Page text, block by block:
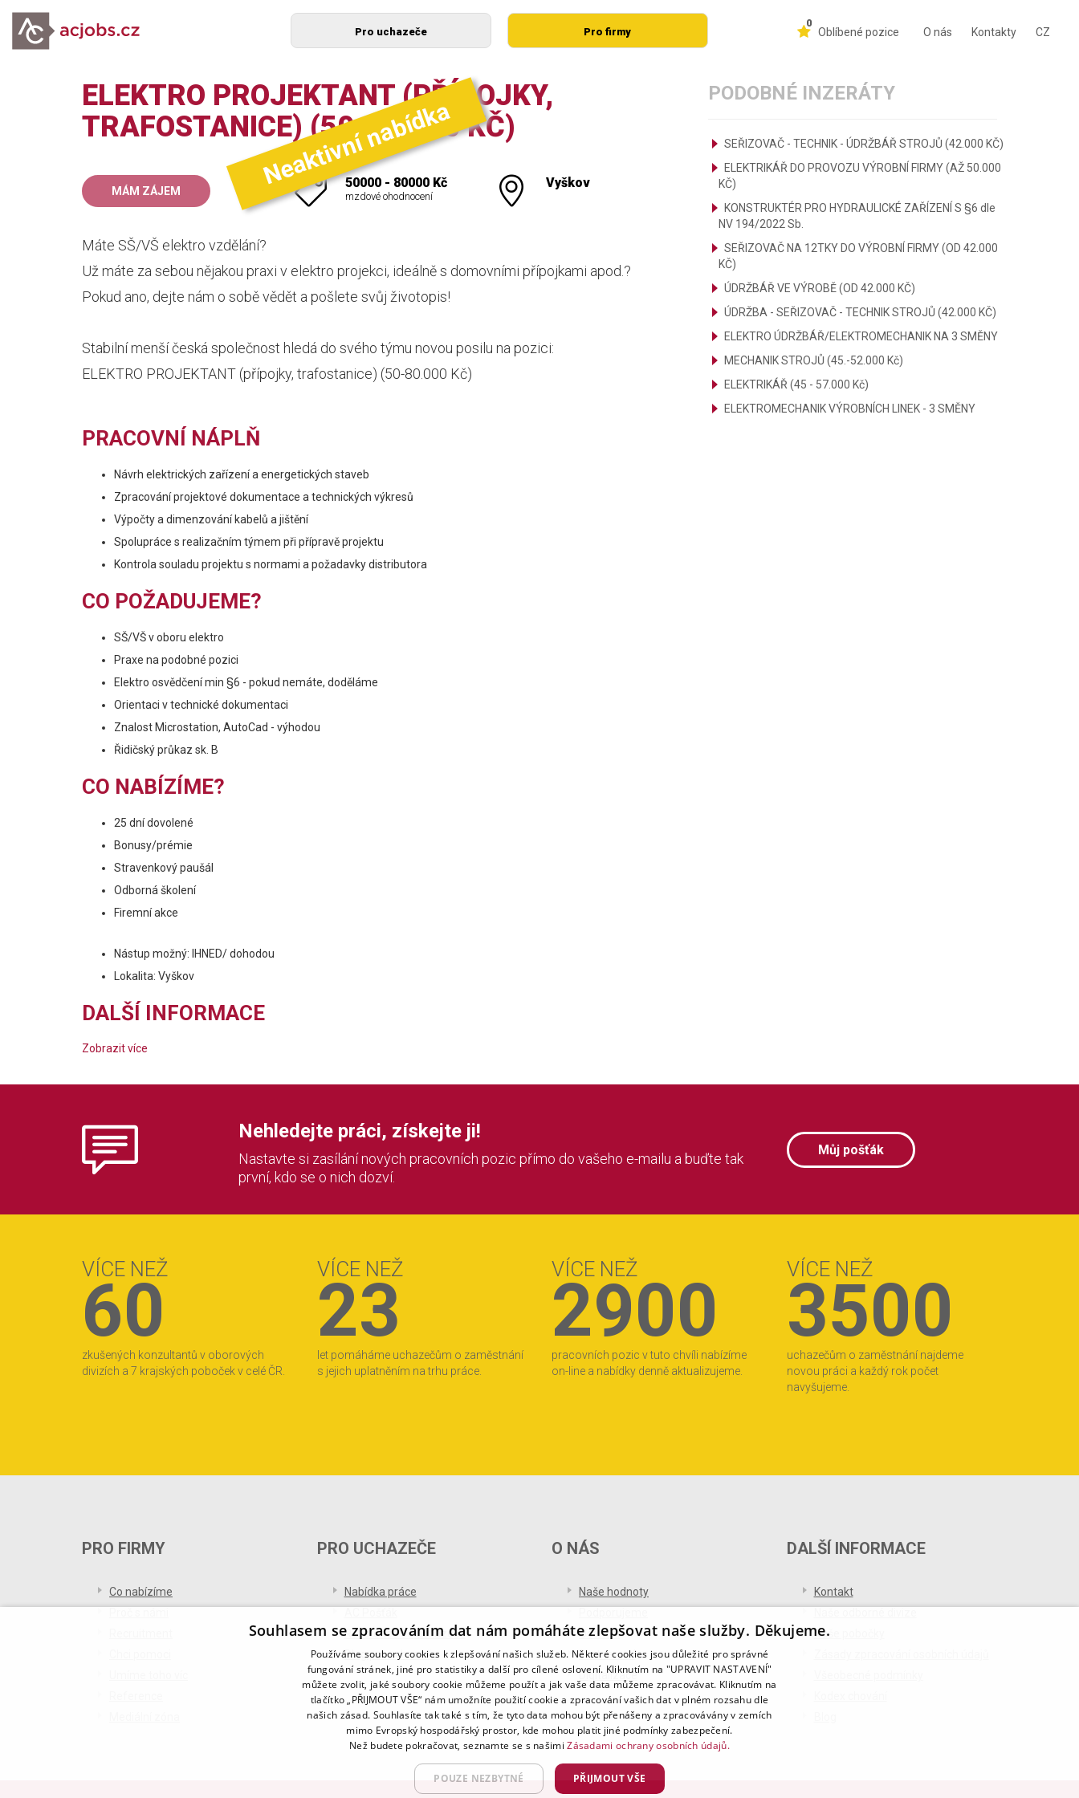
Pro uchazeče Pro firmy
0
Oblíbené pozice O nás Kontakty CZ
ELEKTRO PROJEKTANT (PŘÍPOJKY,
TRAFOSTANICE) (50-80.000 KČ)
Neaktivní nabídka
MÁM ZÁJEM
50000 - 80000 Kč
mzdové ohodnocení
Vyškov
Máte SŠ/VŠ elektro vzdělání?
Už máte za sebou nějakou praxi v elektro projekci, ideálně s domovními přípojkami apod.?
Pokud ano, dejte nám o sobě vědět a pošlete svůj životopis!
Stabilní menší česká společnost hledá do svého týmu novou posilu na pozici:
ELEKTRO PROJEKTANT (přípojky, trafostanice) (50-80.000 Kč)
PRACOVNÍ NÁPLŇ
Návrh elektrických zařízení a energetických staveb
Zpracování projektové dokumentace a technických výkresů
Výpočty a dimenzování kabelů a jištění
Spolupráce s realizačním týmem při přípravě projektu
Kontrola souladu projektu s normami a požadavky distributora
CO POŽADUJEME?
SŠ/VŠ v oboru elektro
Praxe na podobné pozici
Elektro osvědčení min §6 - pokud nemáte, doděláme
Orientaci v technické dokumentaci
Znalost Microstation, AutoCad - výhodou
Řidičský průkaz sk. B
CO NABÍZÍME?
25 dní dovolené
Bonusy/prémie
Stravenkový paušál
Odborná školení
Firemní akce
Nástup možný: IHNED/ dohodou
Lokalita: Vyškov
DALŠÍ INFORMACE
Zobrazit více
PODOBNÉ INZERÁTY
SEŘIZOVAČ - TECHNIK - ÚDRŽBÁŘ STROJŮ (42.000 KČ)
ELEKTRIKÁŘ DO PROVOZU VÝROBNÍ FIRMY (AŽ 50.000
KČ)
KONSTRUKTÉR PRO HYDRAULICKÉ ZAŘÍZENÍ S §6 dle
NV 194/2022 Sb.
SEŘIZOVAČ NA 12TKY DO VÝROBNÍ FIRMY (OD 42.000
KČ)
ÚDRŽBÁŘ VE VÝROBĚ (OD 42.000 KČ)
ÚDRŽBA - SEŘIZOVAČ - TECHNIK STROJŮ (42.000 KČ)
ELEKTRO ÚDRŽBÁŘ/ELEKTROMECHANIK NA 3 SMĚNY
MECHANIK STROJŮ (45.-52.000 Kč)
ELEKTRIKÁŘ (45 - 57.000 Kč)
ELEKTROMECHANIK VÝROBNÍCH LINEK - 3 SMĚNY
Nehledejte práci, získejte ji!
Nastavte si zasílání nových pracovních pozic přímo do vašeho e-mailu a buďte tak
první, kdo se o nich dozví.
Můj pošťák
VÍCE NEŽ
60
zkušených konzultantů v oborových
divizích a 7 krajských poboček v celé ČR.
VÍCE NEŽ
23
let pomáháme uchazečům o zaměstnání
s jejich uplatněním na trhu práce.
VÍCE NEŽ
2900
pracovních pozic v tuto chvíli nabízíme
on-line a nabídky denně aktualizujeme.
VÍCE NEŽ
3500
uchazečům o zaměstnání najdeme
novou práci a každý rok počet
navyšujeme.
PRO FIRMY
Co nabízíme
PRO UCHAZEČE
Nabídka práce
Reference od uchazečů
Blog pro uchazeče
O NÁS
Naše hodnoty
Ocenění
Partnerství
Digitalizace
DALŠÍ INFORMACE
Kontakt
Naše pobočky
Souhlasem se zpracováním dat nám pomáháte zlepšovat naše služby. Děkujeme.
Používáme soubory cookies k zlepšování našich služeb. Některé cookies jsou důležité pro správné
fungování stránek, jiné pro statistiky a další pro cílené oslovení. Kliknutím na "UPRAVIT NASTAVENÍ"
můžete zvolit, jaké soubory cookie můžeme použít a jak vaše data můžeme zpracovávat. Kliknutím na
tlačítko „PŘIJMOUT VŠE“ nám umožníte použití cookie a zpracování vašich dat v plném rozsahu dle
našich zásad. Souhlasíte tak také s tím, že tyto data mohou být přenášeny a zpracovávány v zemích
mimo Evropský hospodářský prostor, kde mohou platit jiné podmínky zabezpečení.
Než budete pokračovat, seznamte se s našimiZásadami ochrany osobních údajů.
PŘIJMOUT VŠE
POUZE NEZBYTNÉ